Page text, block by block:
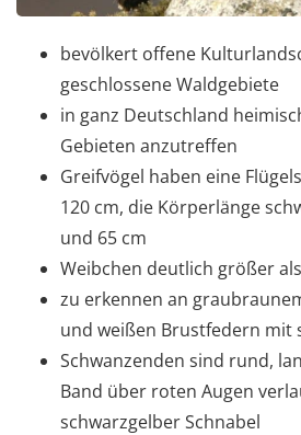
bevölkert offene
geschlossene Waldgebiete
in ganz Deutschland
Gebieten anzutreffen
Greifvögel haben eine
120 cm, die Körperlänge
und 65 cm
Weibchen deutlich größer
zu erkennen an
und weißen Brustfedern mit
Schwanzenden sind rund,
Band über roten Augen
schwarzgelber Schnabel